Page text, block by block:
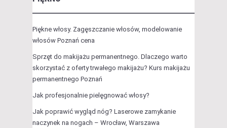
Piękne włosy. Zagęszczanie włosów, modelowanie
włosów Poznań cena
Sprzęt do makijażu permanentnego. Dlaczego warto
skorzystać z oferty trwałego makijażu? Kurs makijażu
permanentnego Poznań
Jak profesjonalnie pielęgnować włosy?
Jak poprawić wygląd nóg? Laserowe zamykanie
naczynek na nogach – Wrocław, Warszawa